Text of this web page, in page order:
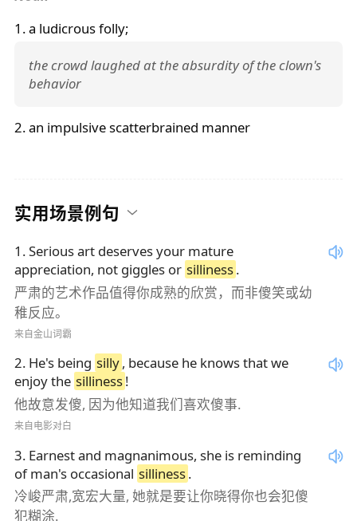
1. a ludicrous folly;
the crowd laughed at the absurdity of the clown's
behavior
2. an impulsive scatterbrained manner
实用场景例句
1 .Serious art deserves your mature
appreciation, not giggles or silliness.
严肃的艺术作品值得你成熟的欣赏，而非傻笑或幼
稚反应。
来自金山词霸
2. He's being silly, because he knows that we
enjoy the silliness!
他故意发傻, 因为他知道我们喜欢傻事.
来自电影对白
3. Earnest and magnanimous, she is reminding
of man's occasional silliness.
冷峻严肃,宽宏大量, 她就是要让你晓得你也会犯傻
犯糊涂.